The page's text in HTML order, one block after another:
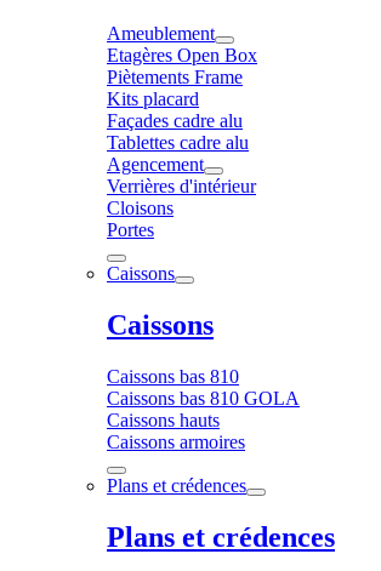
Ameublement
Etagères Open Box
Piètements Frame
Kits placard
Façades cadre alu
Tablettes cadre alu
Agencement
Verrières d'intérieur
Cloisons
Portes
Caissons
Caissons
Caissons bas 810
Caissons bas 810 GOLA
Caissons hauts
Caissons armoires
Plans et crédences
Plans et crédences